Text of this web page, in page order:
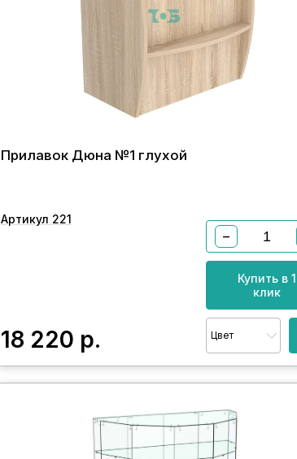
Прилавок Дюна №1 глухой
Артикул 221
18 220 р.
−
Купить в 1
клик
Цвет